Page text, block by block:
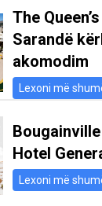
The
Sarandë
akomodim
Lexoni më
Hotel
Lexoni më